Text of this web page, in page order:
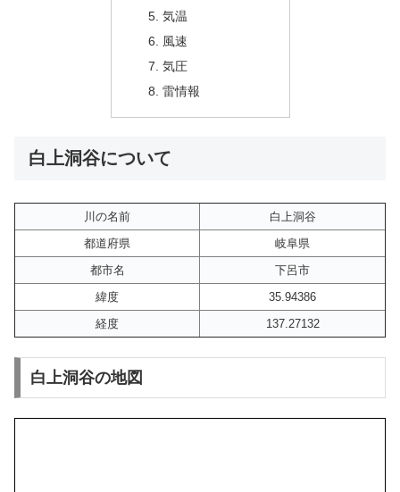
気温
風速
気圧
雷情報
白上洞谷について
川の名前
白上洞谷
都道府県
岐阜県
都市名
下呂市
緯度
35.94386
経度
137.27132
白上洞谷の地図